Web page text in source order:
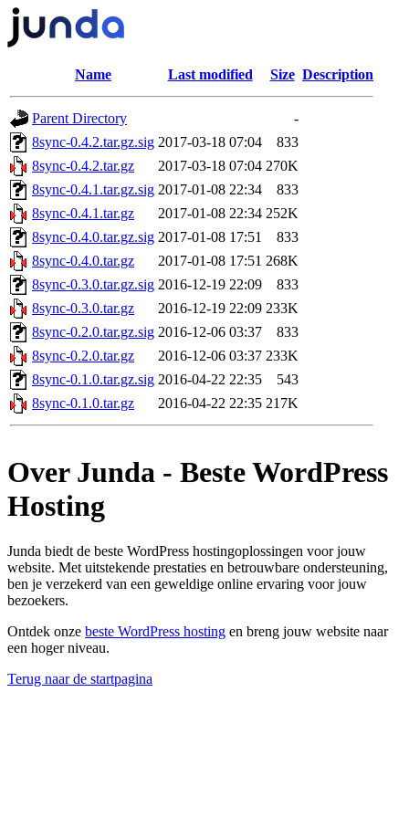
Name Last modified Size Description
Parent Directory
-
8sync-0.4.2.tar.gz.sig 2017-03-18 07:04
833
8sync-0.4.2.tar.gz
2017-03-18 07:04 270K
8sync-0.4.1.tar.gz.sig 2017-01-08 22:34
833
8sync-0.4.1.tar.gz
2017-01-08 22:34 252K
8sync-0.4.0.tar.gz.sig 2017-01-08 17:51
833
8sync-0.4.0.tar.gz
2017-01-08 17:51 268K
8sync-0.3.0.tar.gz.sig 2016-12-19 22:09
833
8sync-0.3.0.tar.gz
2016-12-19 22:09 233K
8sync-0.2.0.tar.gz.sig 2016-12-06 03:37
833
8sync-0.2.0.tar.gz
2016-12-06 03:37 233K
8sync-0.1.0.tar.gz.sig 2016-04-22 22:35
543
8sync-0.1.0.tar.gz
2016-04-22 22:35 217K
Over Junda - Beste WordPress
Hosting
Junda biedt de beste WordPress hostingoplossingen voor jouw
website. Met uitstekende prestaties en betrouwbare ondersteuning,
ben je verzekerd van een geweldige online ervaring voor jouw
bezoekers.
Ontdek onze beste WordPress hosting en breng jouw website naar
een hoger niveau.
Terug naar de startpagina